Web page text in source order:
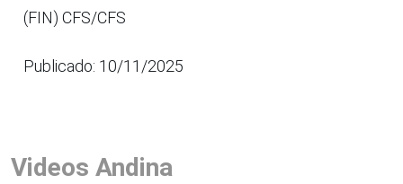
(FIN) CFS/CFS
Publicado: 10/11/2025
Videos Andina